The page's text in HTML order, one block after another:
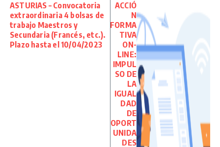
ASTURIAS – Convocatoria
extraordinaria 4 bolsas de
trabajo Maestros y
Secundaria (Francés, etc.).
Plazo hasta el 10/04/2023
ACCIÓ
N
FORMA
TIVA
ON-
LINE:
IMPUL
SO DE
LA
IGUAL
DAD
DE
OPORT
UNIDA
DES